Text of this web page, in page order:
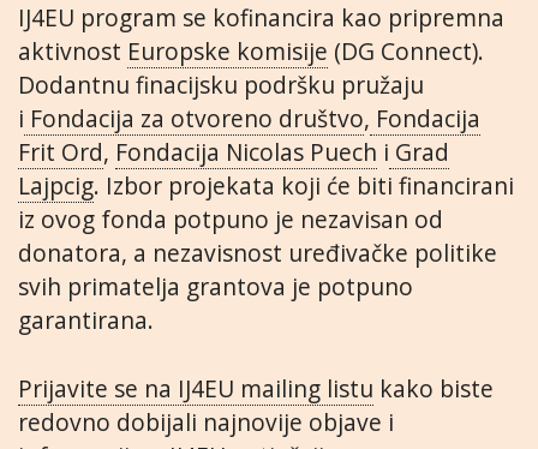
IJ4EU program se kofinancira kao pripremna
aktivnost Europske komisije (DG Connect).
Dodantnu finacijsku podršku pružaju
i Fondacija za otvoreno društvo, Fondacija
Frit Ord, Fondacija Nicolas Puech i Grad
Lajpcig. Izbor projekata koji će biti financirani
iz ovog fonda potpuno je nezavisan od
donatora, a nezavisnost uređivačke politike
svih primatelja grantova je potpuno
garantirana.
Prijavite se na IJ4EU mailing listu kako biste
redovno dobijali najnovije objave i